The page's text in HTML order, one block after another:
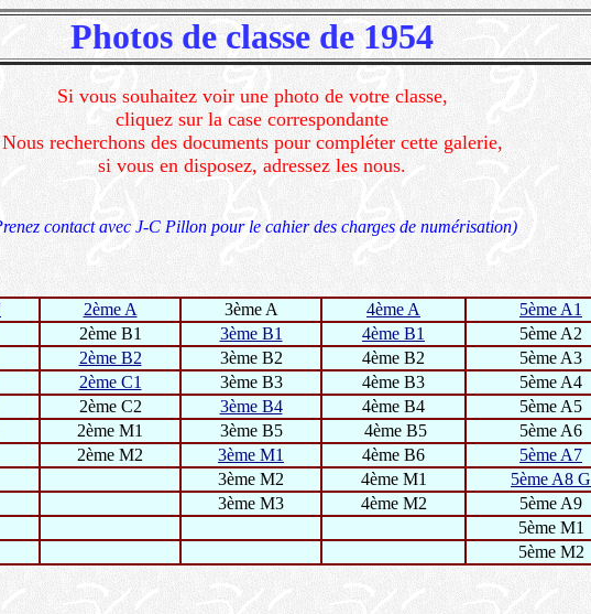
Photos de classe de1954
Si vous souhaitez voir une photo de votre classe,
cliquez sur la case correspondante
Nous recherchons des documents pour compléter cette galerie,
si vous en disposez, adressez les nous.
contact avec J-C Pillon pour le cahier des charges de numérisation)
2ème A 3ème A 4ème A 5ème A1
2ème B1 3ème B1 4ème B1 5ème A2
2ème B2 3ème B2 4ème B2 5ème A3
2ème C1 3ème B3 4ème B3 5ème A4
2ème C2 3ème B4 4ème B4 5ème A5
2ème M1 3ème B5 4ème B5 5ème A6
2ème M2 3ème M1 4ème B6 5ème A7
3ème M2
4ème M1 5ème A8 G
3ème M3
4ème M2 5ème A9
5ème M1
5ème M2